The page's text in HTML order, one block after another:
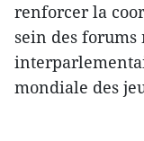
renforcer la
sein des
mondiale des